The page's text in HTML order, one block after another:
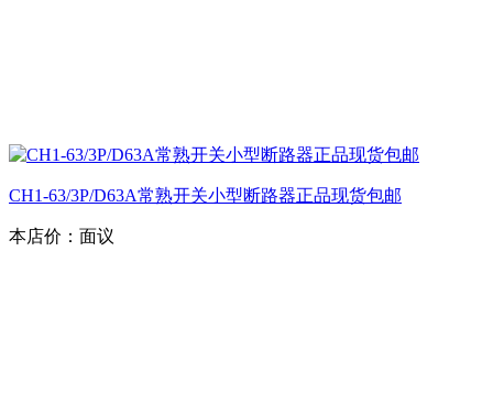
CH1-63/3P/D63A常熟开关小型断路器正品现货包邮
本店价： 面议